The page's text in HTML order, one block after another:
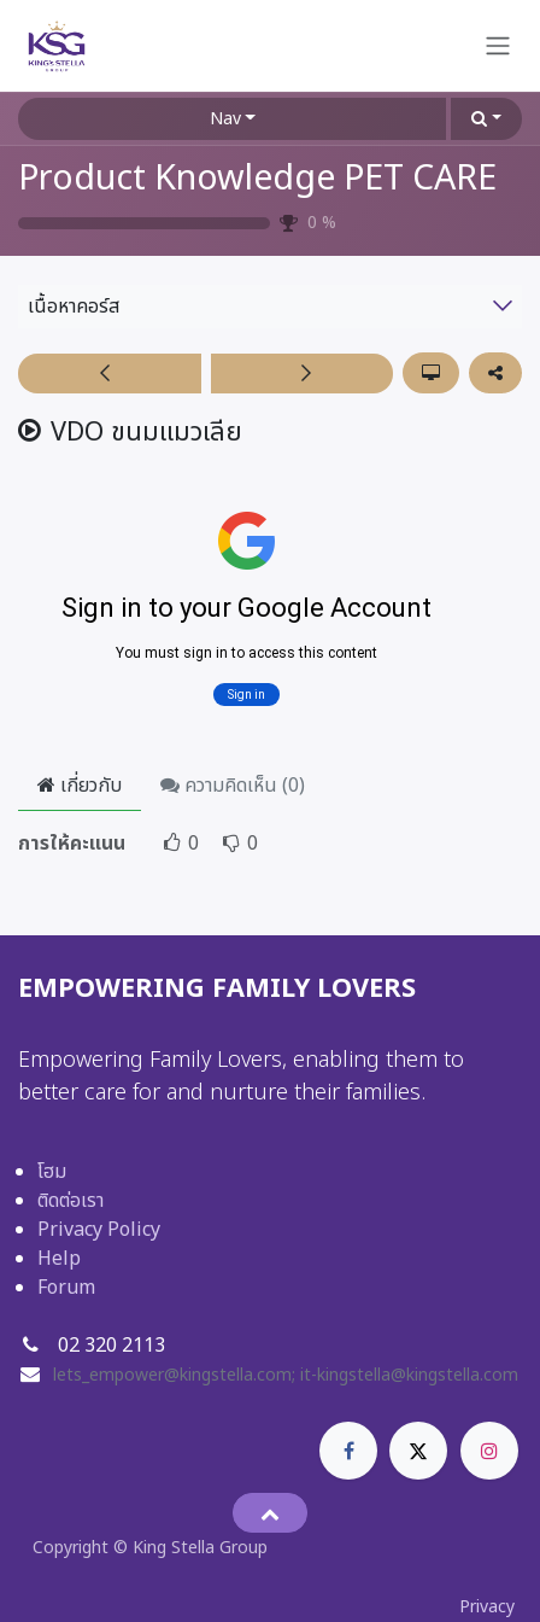
Nav
Product Knowledge PET CARE
0 %
เนื้อหาคอร์ส
VDO ขนมแมวเลีย
เกี่ยวกับ ความคิดเห็น (0)
การให้คะแนน
0 0
EMPOWERING FAMILY LOVERS
Empowering Family Lovers, enabling them to
better care for and nurture their families.
โฮม
ติดต่อเรา
Privacy Policy
Help
Forum
02 320 2113
lets_empower@kingstella.com; it-kingstella@kingstella.com
Copyright © King Stella Group
Privacy